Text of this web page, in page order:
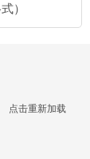
）
点击重新加载